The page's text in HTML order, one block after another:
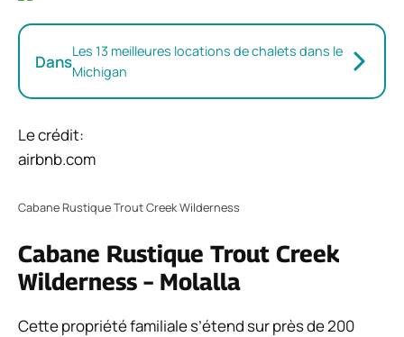
DansLes 13 meilleures locations de chalets dans le
Michigan
Le crédit:
airbnb.com
Cabane Rustique Trout Creek Wilderness
Cabane Rustique Trout Creek
Wilderness – Molalla
Cette propriété familiale s’étend sur près de 200